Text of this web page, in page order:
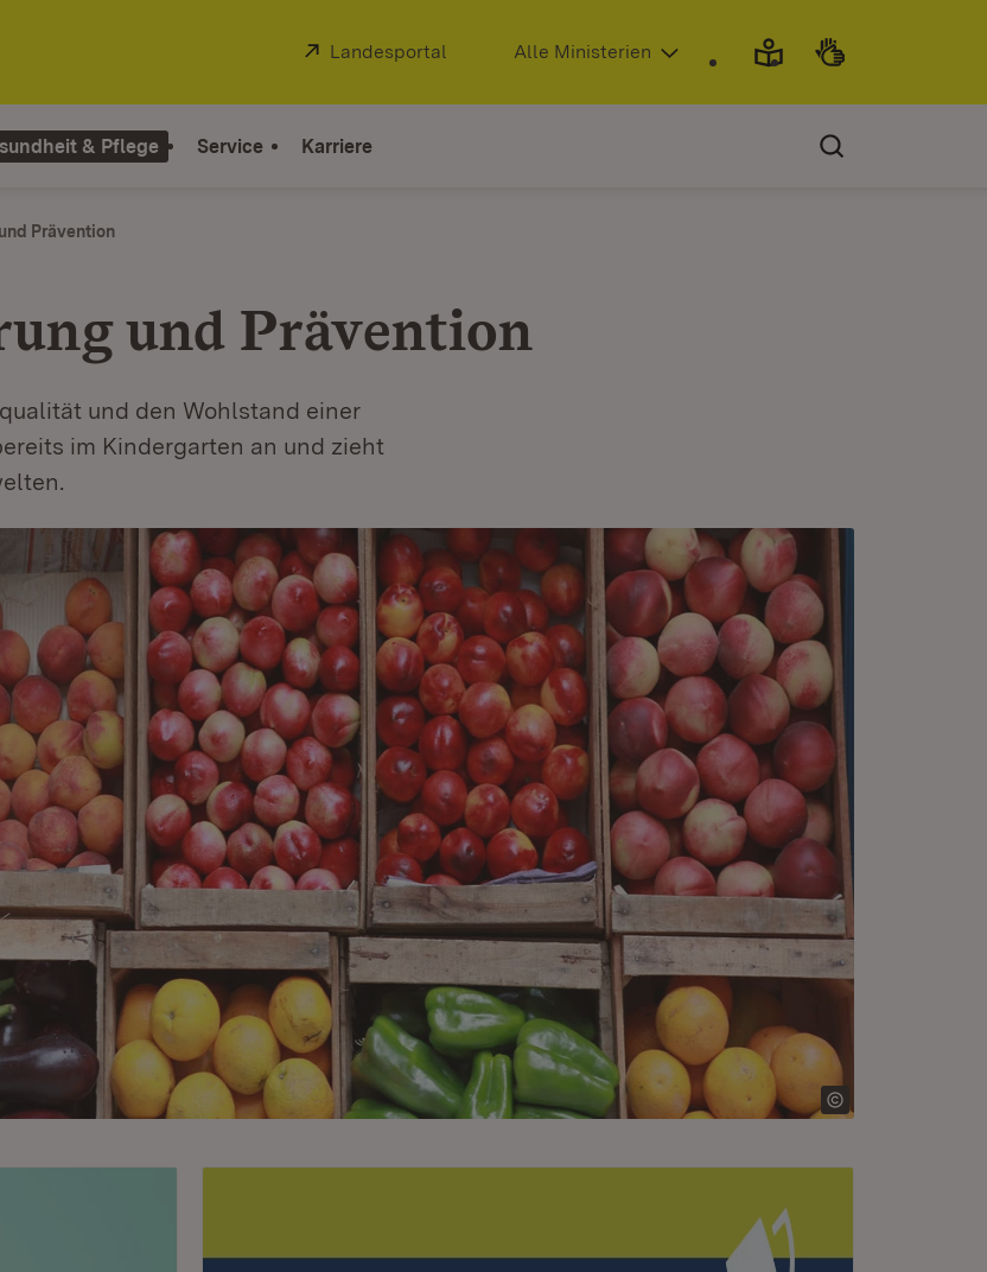
Extern:
Landesportal (Öffnet in neuem Fenster)
Alle Ministerien
& Pflege Service Karriere
Prävention
und Prävention
und den Wohlstand einer
im Kindergarten an und zieht